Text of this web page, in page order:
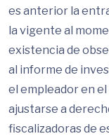
es anterior la
la vigente al
existencia de
al informe de
el empleador en
ajustarse a
fiscalizadoras de